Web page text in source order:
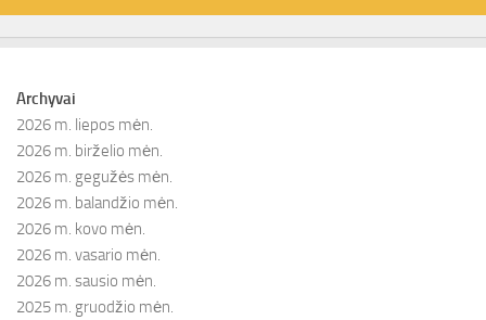
Archyvai
2026 m. liepos mėn.
2026 m. birželio mėn.
2026 m. gegužės mėn.
2026 m. balandžio mėn.
2026 m. kovo mėn.
2026 m. vasario mėn.
2026 m. sausio mėn.
2025 m. gruodžio mėn.